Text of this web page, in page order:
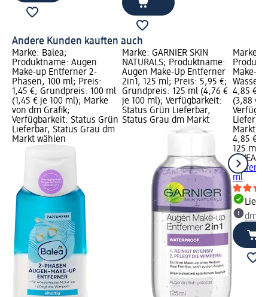
Andere Kunden kauften auch
Marke: Balea;
Produktname: Augen
Make-up Entferner 2-
Phasen, 100 ml; Preis:
1,45 €; Grundpreis: 100 ml
(1,45 € je 100 ml); Marke
von dm Grafik;
Verfügbarkeit: Status Grün
Lieferbar, Status Grau dm
Markt wählen
Marke: GARNIER SKIN
NATURALS; Produktname:
Augen Make-Up Entferner
2in1, 125 ml; Preis: 5,95 €;
Grundpreis: 125 ml (4,76 €
je 100 ml); Verfügbarkeit:
Status Grün Lieferbar,
Status Grau dm Markt
Marke:
Make-
4,85 €;
(3,88 €
Markt
4,85 €
125 ml
NIVEA
ml
dm